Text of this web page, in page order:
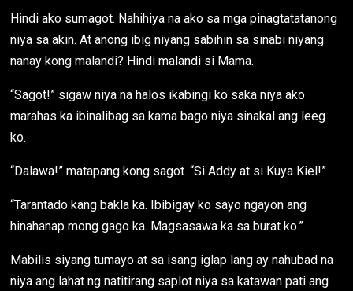
Hindi ako sumagot. Nahihiya na ako sa mga pinagtatatanong
niya sa akin. At anong ibig niyang sabihin sa sinabi niyang
nanay kong malandi? Hindi malandi si Mama.
“Sagot!” sigaw niya na halos ikabingi ko saka niya ako
marahas ka ibinalibag sa kama bago niya sinakal ang leeg
ko.
“Dalawa!” matapang kong sagot. “Si Addy at si Kuya Kiel!”
“Tarantado kang bakla ka. Ibibigay ko sayo ngayon ang
hinahanap mong gago ka. Magsasawa ka sa burat ko.”
Mabilis siyang tumayo at sa isang iglap lang ay nahubad na
niya ang lahat ng natitirang saplot niya sa katawan pati ang